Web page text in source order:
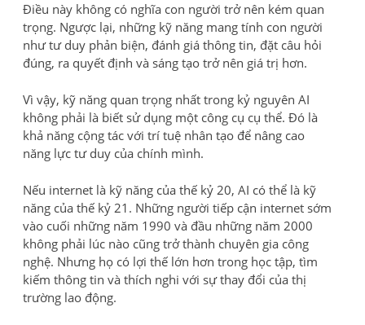
Điều này không có nghĩa con người trở nên kém quan
trọng. Ngược lại, những kỹ năng mang tính con người
như tư duy phản biện, đánh giá thông tin, đặt câu hỏi
đúng, ra quyết định và sáng tạo trở nên giá trị hơn.
Vì vậy, kỹ năng quan trọng nhất trong kỷ nguyên AI
không phải là biết sử dụng một công cụ cụ thể. Đó là
khả năng cộng tác với trí tuệ nhân tạo để nâng cao
năng lực tư duy của chính mình.
Nếu internet là kỹ năng của thế kỷ 20, AI có thể là kỹ
năng của thế kỷ 21. Những người tiếp cận internet sớm
vào cuối những năm 1990 và đầu những năm 2000
không phải lúc nào cũng trở thành chuyên gia công
nghệ. Nhưng họ có lợi thế lớn hơn trong học tập, tìm
kiếm thông tin và thích nghi với sự thay đổi của thị
trường lao động.